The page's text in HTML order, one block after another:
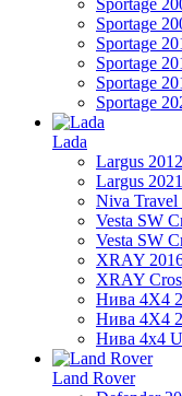
Sportage
Sportage
Sportage
Sportage
Sportage
Lada
Largus
Largus
Niva Travel
Vesta SW
Vesta SW
XRAY
XRAY
Нива 4X4
Нива 4X4
Нива 4х4
Land Rover